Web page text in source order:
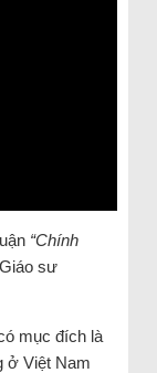
“Chính
sư
mục đích là
ở Việt Nam